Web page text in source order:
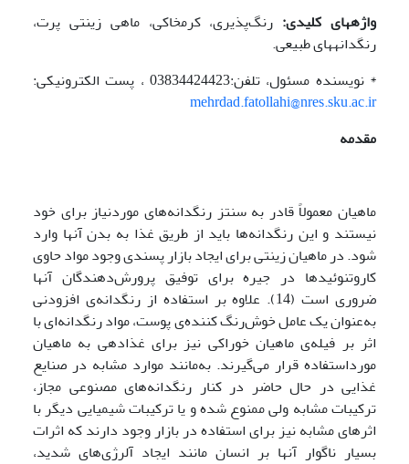
واژه­های کلیدی: رنگ‌پذیری، کرم­خاکی، ماهی زینتی پرت،
رنگدانه­های طبیعی.
* نویسنده مسئول، تلفن:03834424423 ، پست الکترونیکی:
mehrdad.fatollahi@nres.sku.ac.ir
مقدمه
ماهیان معمولاً قادر به سنتز رنگدانه‌های موردنیاز برای خود
نیستند و این رنگدانه‌ها باید از طریق غذا به بدن آنها وارد
شود. در ماهیان زینتی برای ایجاد بازار پسندی وجود مواد حاوی
کاروتنوئید‌ها در جیره برای توفیق پرورش‌دهندگان آنها
ضروری است (14). علاوه بر استفاده از رنگدانه‌ی افزودنی
به‌عنوان یک عامل خوش‌رنگ کننده‌ی پوست، مواد رنگدانه‌ای با
اثر بر فیله‌ی ماهیان خوراکی نیز برای غذادهی به ماهیان
مورداستفاده قرار می‌گیرند. به‌مانند موارد مشابه در صنایع
غذایی در حال حاضر در کنار رنگدانه‌های مصنوعی مجاز،
ترکیبات مشابه ولی ممنوع شده و یا ترکیبات شیمیایی دیگر با
اثرهای مشابه نیز برای استفاده در بازار وجود دارند که اثرات
بسیار ناگوار آنها بر انسان مانند ایجاد آلرژی‌های شدید،